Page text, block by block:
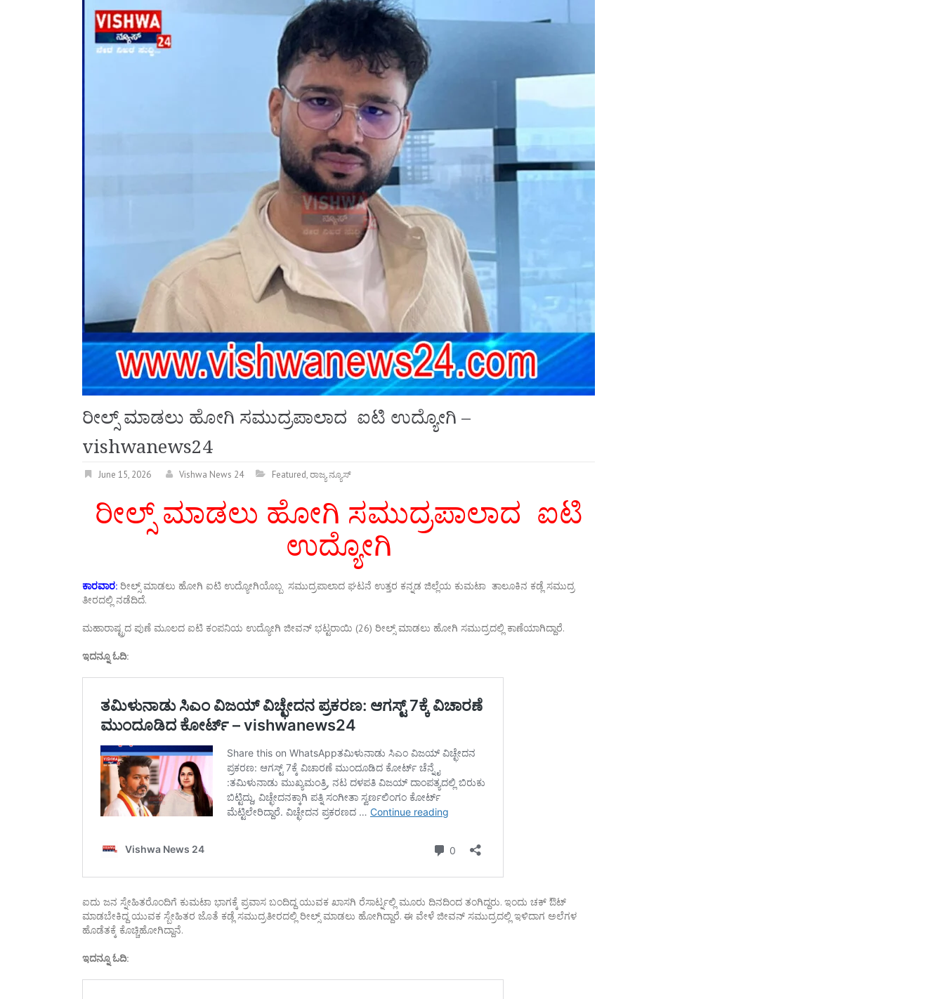
ರೀಲ್ಸ್ ಮಾಡಲು ಹೋಗಿ ಸಮುದ್ರಪಾಲಾದ ಐಟಿ ಉದ್ಯೋಗಿ –
vishwanews24
June 15, 2026 Vishwa News 24 Featured,ರಾಜ್ಯ ನ್ಯೂಸ್
ರೀಲ್ಸ್ ಮಾಡಲು ಹೋಗಿ ಸಮುದ್ರಪಾಲಾದ ಐಟಿ
ಉದ್ಯೋಗಿ
ಕಾರವಾರ: ರೀಲ್ಸ್ ಮಾಡಲು ಹೋಗಿ ಐಟಿ ಉದ್ಯೋಗಿಯೊಬ್ಬ ಸಮುದ್ರಪಾಲಾದ ಘಟನೆ ಉತ್ತರ ಕನ್ನಡ ಜಿಲ್ಲೆಯ ಕುಮಟಾ ತಾಲೂಕಿನ ಕಡ್ಲೆ ಸಮುದ್ರ
ತೀರದಲ್ಲಿ ನಡೆದಿದೆ.
ಮಹಾರಾಷ್ಟ್ರದ ಪುಣೆ ಮೂಲದ ಐಟಿ ಕಂಪನಿಯ ಉದ್ಯೋಗಿ ಜೀವನ್ ಭಟ್ಟರಾಯಿ (26) ರೀಲ್ಸ್ ಮಾಡಲು ಹೋಗಿ ಸಮುದ್ರದಲ್ಲಿ ಕಾಣೆಯಾಗಿದ್ದಾರೆ.
ಇದನ್ನೂ ಓದಿ:
ಐದು ಜನ ಸ್ನೇಹಿತರೊಂದಿಗೆ ಕುಮಟಾ ಭಾಗಕ್ಕೆ ಪ್ರವಾಸ ಬಂದಿದ್ದ ಯುವಕ ಖಾಸಗಿ ರೆಸಾರ್ಟ್ನಲ್ಲಿ ಮೂರು ದಿನದಿಂದ ತಂಗಿದ್ದರು. ಇಂದು ಚಕ್ ಔಟ್
ಮಾಡಬೇಕಿದ್ದ ಯುವಕ ಸ್ಬೇಹಿತರ ಜೊತೆ ಕಡ್ಲೆ ಸಮುದ್ರತೀರದಲ್ಲಿ ರೀಲ್ಸ್ ಮಾಡಲು ಹೋಗಿದ್ದಾರೆ. ಈ ವೇಳೆ ಜೀವನ್ ಸಮುದ್ರದಲ್ಲಿ ಇಳಿದಾಗ ಅಲೆಗಳ
ಹೊಡೆತಕ್ಕೆ ಕೊಚ್ಚಿಹೋಗಿದ್ದಾನೆ.
ಇದನ್ನೂ ಓದಿ: